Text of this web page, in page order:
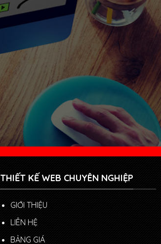
THIẾT KẾ WEB CHUYÊN NGHIỆP
GIỚI THIỆU
LIÊN HỆ
BẢNG GIÁ